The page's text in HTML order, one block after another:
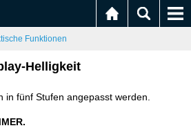
Funktionen
Helligkeit
in fünf Stufen angepasst werden.